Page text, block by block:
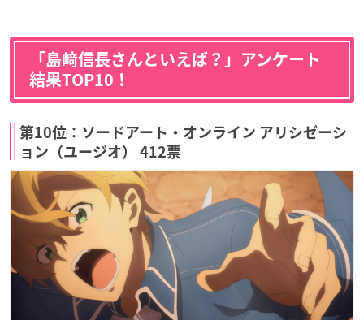
「島﨑信長さんといえば？」アンケート
結果TOP10！
第10位：ソードアート・オンライン アリシゼーシ
ョン（ユージオ） 412票